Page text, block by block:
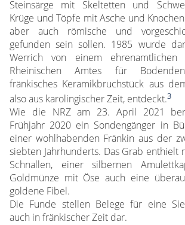
Steinsärge mit Skeltetten und
Krüge und Töpfe mit Asche und
aber auch römische und
gefunden sein sollen. 1985 wurde
Werrich von einem
Rheinischen Amtes für
fränkisches Keramikbruchstück aus
also aus karolingischer Zeit, entdeckt.3
Wie die NRZ am 23. April 2021
Frühjahr 2020 ein Sondengänger in
einer wohlhabenden Fränkin aus der
siebten Jahrhunderts. Das Grab enthielt
Schnallen, einer silbernen
Goldmünze mit Öse auch eine
goldene Fibel.
Die Funde stellen Belege für eine
auch in fränkischer Zeit dar.